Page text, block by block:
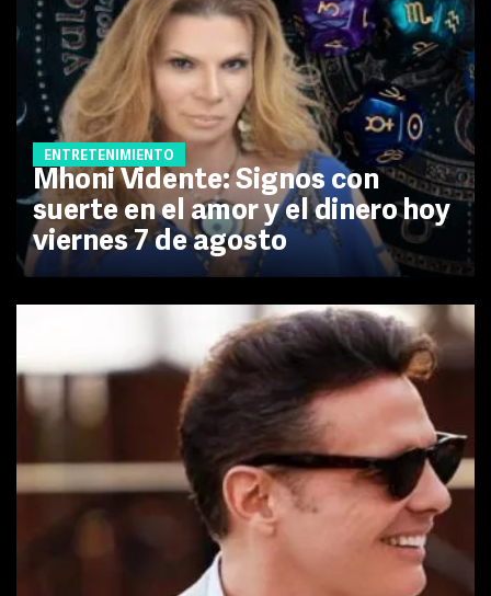
ENTRETENIMIENTO
Mhoni Vidente: Signos con
suerte en el amor y el dinero hoy
viernes 7 de agosto